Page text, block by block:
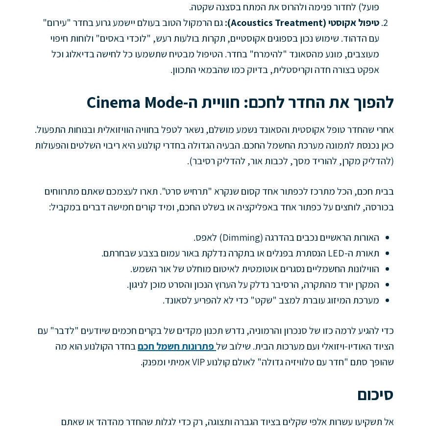
פועל) לחדור פנימה ולהרוס את המתח בסצנה שקטה.
טיפול אקוסטי (Acoustics Treatment):
גם הרמקול הטוב בעולם יישמע גרוע בחדר "עירום"
עם הדהוד. שימוש נכון בספוגים אקוסטיים, תקרות בולעות רעש, "לוכדי באסים" ולוחות חיפוי
מעוצבים, מונע מהסאונד "להימרח" בחדר. הטיפול מבטיח שתשמעו כל לחישה בדיאלוג וכל
אפקט בצורה חדה וקריסטלית, בדיוק כמו שהבמאי התכוון.
להפוך את החדר לחכם: חוויית ה-Cinema Mode
אחרי שהחדר טופל אקוסטית והסאונד נשמע מושלם, נשאר לטפל בחוויה הוויזואלית ובנוחות התפעול.
כאן נכנסת לתמונה מערכת החשמל החכם. הבעיה הגדולה בחדרי קולנוע היא ריבוי השלטים והפעולות
(להדליק מקרן, להוריד מסך, לכבות אור, להדליק רסיבר).
בבית חכם, הכל מתרכז לכפתור אחד קסום שנקרא "תרחיש סרט". תארו לעצמכם שאתם מתרווחים
בכורסה, לוחצים על כפתור אחד באפליקציה או בשלט החכם, ומיד קורים חמישה דברים במקביל:
האורות הראשיים נכבים בהדרגה (Dimming) לאפס.
תאורת ה-LED הנסתרת בפנלים או בתקרה נדלקת באור עמום בצבע שבחרתם.
הווילונות החשמליים נסגרים אוטומטית לאיטום מוחלט של אור השמש.
המקרן יורד מהתקרה, הרסיבר נדלק על הערוץ הנכון והסרט מוכן לניגון.
מערכת המיזוג עוברת למצב "שקט" כדי לא להפריע לסאונד.
כדי להגיע לרמה כזו של סנכרון והרמוניה, נדרש תכנון מקדים של בקרים חכמים שיודעים "לדבר" עם
הציוד האודיו-ויזואלי ועם מערכות הבית. שילוב שלפתרונות חשמל חכםבחדר הקולנוע הוא מה
שהופך סתם "חדר עם טלוויזיה גדולה" לאולם קולנוע VIP אמיתי ומפנק.
סיכום
אל תשקיעו עשרות אלפי שקלים בציוד הגברה ותצוגה, רק כדי לגלות שהחדר מהדהד או שאתם